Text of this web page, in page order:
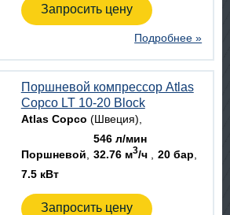
Запросить цену
Подробнее »
Поршневой компрессор Atlas
Copco LT 10-20 Block
Atlas Copco (Швеция)
Поршневой
546 л/мин
32.76 м3/ч
20 бар
7.5 кВт
Запросить цену